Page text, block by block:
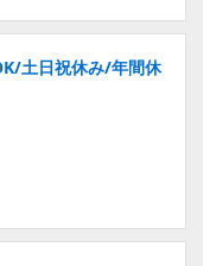
土日祝休み/年間休